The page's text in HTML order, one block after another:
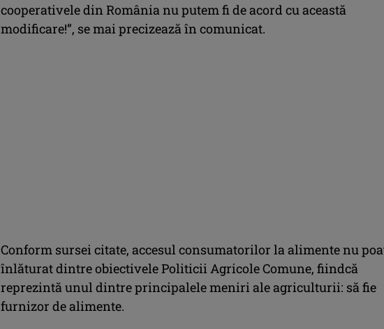
cooperativele din România nu putem fi de acord cu această
modificare!”, se mai precizează în comunicat.
Conform sursei citate, accesul consumatorilor la alimente nu
înlăturat dintre obiectivele Politicii Agricole Comune, fiindcă
reprezintă unul dintre principalele meniri ale agriculturii: să fie
furnizor de alimente.